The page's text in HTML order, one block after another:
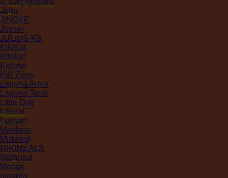
Jebo
JINGYE
Joyser
JULIUS-K9
KikiKat
Kitekat
Kruuse
KW Zone
Laguna Aqua
Laguna Terra
Little One
Littoral
Luxsan
Maelson
Midwest
MIKIMEALS
Moderna
Monge
moonsy